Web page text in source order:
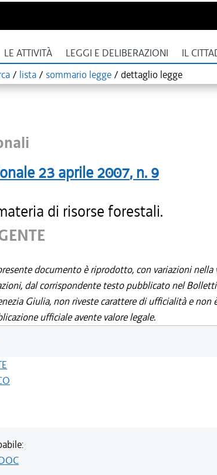
LE ATTIVITÀ LEGGI E DELIBERAZIONI IL
/ lista / sommario legge / dettaglio legge
23 aprile 2007, n. 9
di risorse forestali.
documento è riprodotto, con variazioni nella
dal corrispondente testo pubblicato nel
Giulia, non riveste carattere di ufficialità e
ufficiale avente valore legale.